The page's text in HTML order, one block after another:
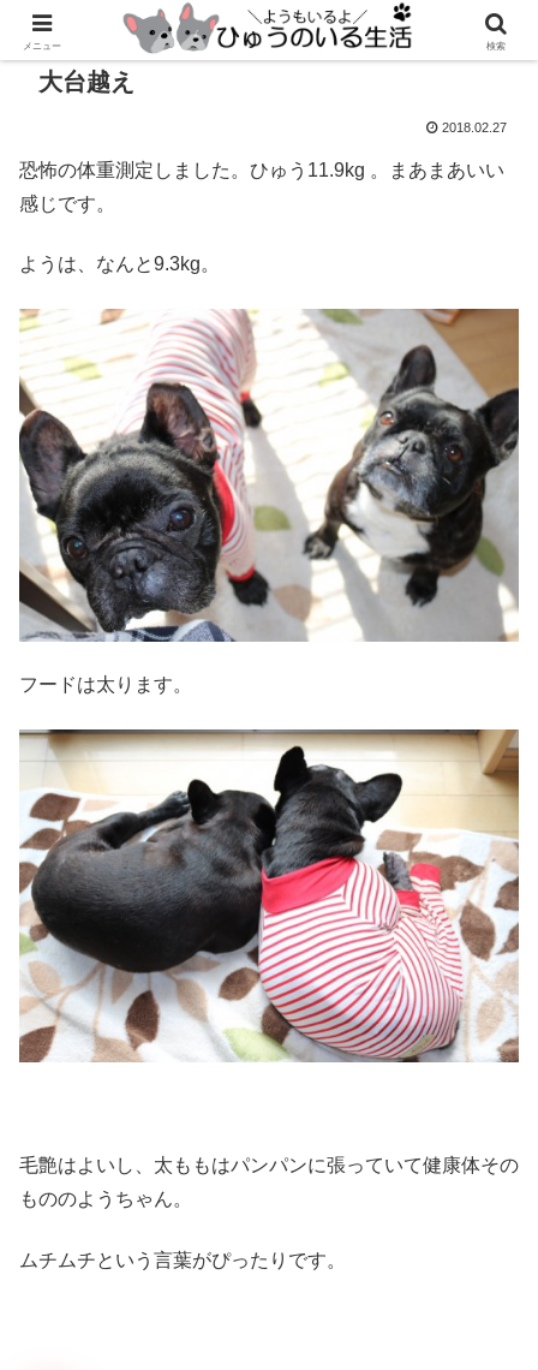
大台越え
2018.02.27
恐怖の体重測定しました。ひゅう11.9kg 。まあまあいい
感じです。
ようは、なんと9.3kg。
フードは太ります。
毛艶はよいし、太ももはパンパンに張っていて健康体その
もののようちゃん。
ムチムチという言葉がぴったりです。
メニュー 検索